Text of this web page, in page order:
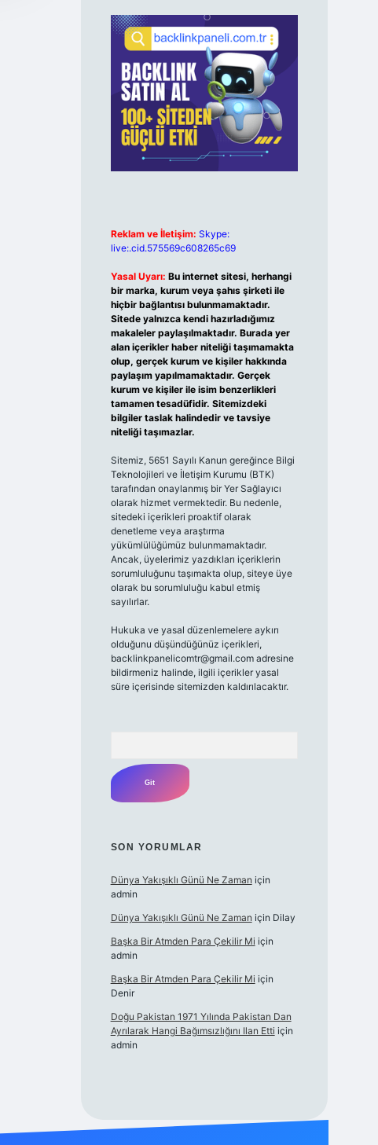
Reklam ve İletişim: Skype:
live:.cid.575569c608265c69
Yasal Uyarı: Bu internet sitesi, herhangi
bir marka, kurum veya şahıs şirketi ile
hiçbir bağlantısı bulunmamaktadır.
Sitede yalnızca kendi hazırladığımız
makaleler paylaşılmaktadır. Burada yer
alan içerikler haber niteliği taşımamakta
olup, gerçek kurum ve kişiler hakkında
paylaşım yapılmamaktadır. Gerçek
kurum ve kişiler ile isim benzerlikleri
tamamen tesadüfidir. Sitemizdeki
bilgiler taslak halindedir ve tavsiye
niteliği taşımazlar.
Sitemiz, 5651 Sayılı Kanun gereğince Bilgi
Teknolojileri ve İletişim Kurumu (BTK)
tarafından onaylanmış bir Yer Sağlayıcı
olarak hizmet vermektedir. Bu nedenle,
sitedeki içerikleri proaktif olarak
denetleme veya araştırma
yükümlülüğümüz bulunmamaktadır.
Ancak, üyelerimiz yazdıkları içeriklerin
sorumluluğunu taşımakta olup, siteye üye
olarak bu sorumluluğu kabul etmiş
sayılırlar.
Hukuka ve yasal düzenlemelere aykırı
olduğunu düşündüğünüz içerikleri,
backlinkpanelicomtr@gmail.comadresine
bildirmeniz halinde, ilgili içerikler yasal
süre içerisinde sitemizden kaldırılacaktır.
SON YORUMLAR
Dünya Yakışıklı Günü Ne Zaman için
admin
Dünya Yakışıklı Günü Ne Zaman için Dilay
Başka Bir Atmden Para Çekilir Mi için
admin
Başka Bir Atmden Para Çekilir Mi için
Denir
Doğu Pakistan 1971 Yılında Pakistan Dan
Ayrılarak Hangi Bağımsızlığını Ilan Etti için
admin